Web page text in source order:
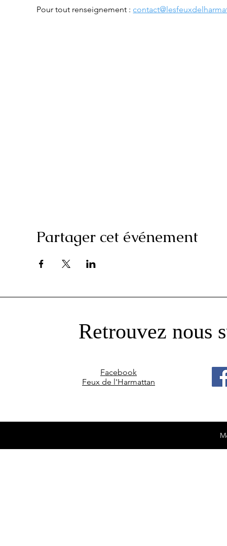
Pour tout renseignement :
Partager cet événement
Retrouvez nous
Facebook
Feux de l'Harmattan